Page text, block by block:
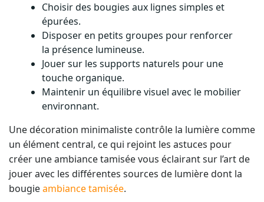
Choisir des bougies aux lignes simples et
épurées.
Disposer en petits groupes pour renforcer
la présence lumineuse.
Jouer sur les supports naturels pour une
touche organique.
Maintenir un équilibre visuel avec le mobilier
environnant.
Une décoration minimaliste contrôle la lumière comme
un élément central, ce qui rejoint les astuces pour
créer une ambiance tamisée vous éclairant sur l’art de
jouer avec les différentes sources de lumière dont la
bougieambiance tamisée.